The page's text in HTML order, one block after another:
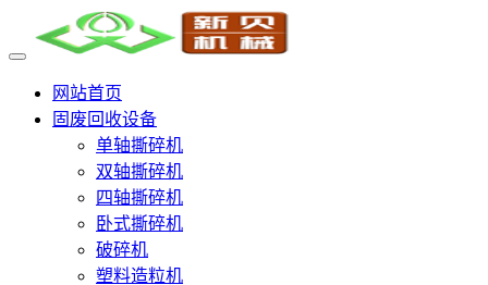
网站首页
固废回收设备
单轴撕碎机
双轴撕碎机
四轴撕碎机
卧式撕碎机
破碎机
塑料造粒机